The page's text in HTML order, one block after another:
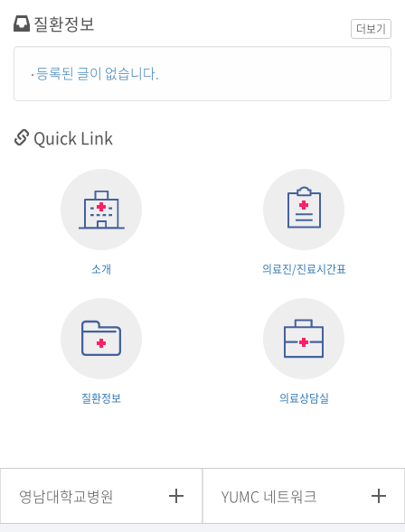
질환정보
등록된 글이 없습니다.
더보기
Quick Link
소개 의료진/진료시간표
질환정보 의료상담실
영남대학교병원 YUMC 네트워크